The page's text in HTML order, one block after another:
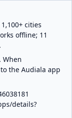
cities
offline; 11
When
the Audiala app
details?